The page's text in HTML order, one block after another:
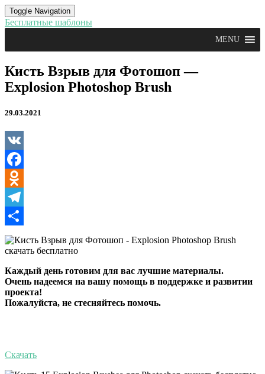
Toggle Navigation
Бесплатные шаблоны
MENU
Кисть
Взрыв
для
—
Photoshop
Brush
Кисть Взрыв для Фотошоп —
Explosion Photoshop Brush
29.03.2021
VK
Facebook
Odnoklassniki
Telegram
Отправить
Каждый день готовим для вас лучшие материалы.
Очень надеемся на вашу помощь в поддержке и развитии
проекта!
Пожалуйста, не стесняйтесь помочь.
Скачать